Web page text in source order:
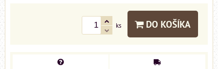
ks DO KOŠÍKA